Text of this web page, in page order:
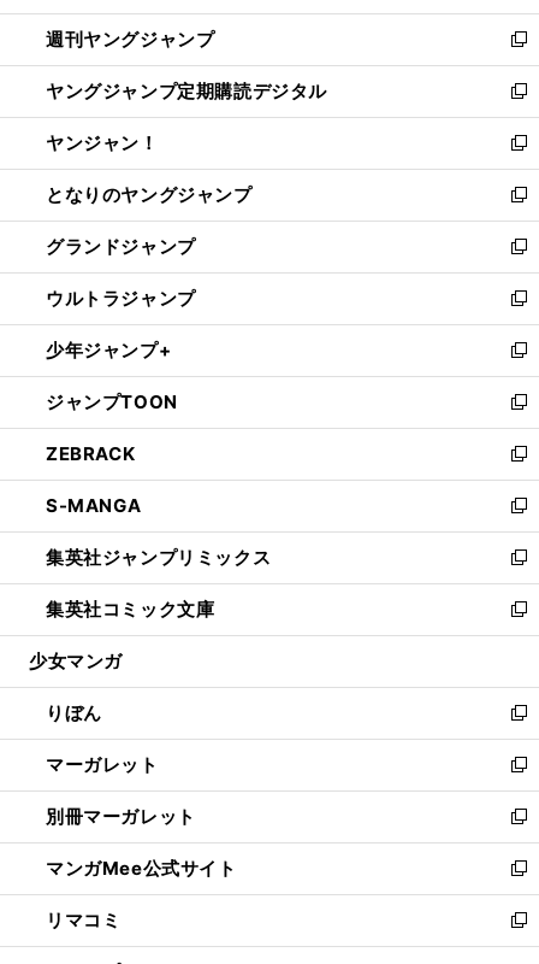
開
く
ウ
で
開
く
ン
ド
ウ
で
開
く
ウ
ィ
ン
ド
ウ
で
開
く
週刊ヤングジャンプ
新
し
い
ウ
ィ
ン
ド
ウ
で
開
く
ヤングジャンプ定期購読デジタル
新
し
い
ウ
ィ
ン
ド
ウ
で
開
く
ヤンジャン！
新
し
い
ウ
ィ
ン
ド
ウ
で
開
く
となりのヤングジャンプ
新
し
い
ウ
ィ
ン
ド
ウ
で
開
く
グランドジャンプ
新
し
い
ウ
ィ
ン
ド
ウ
で
開
く
ウルトラジャンプ
新
し
い
ウ
ィ
ン
ド
ウ
で
開
く
少年ジャンプ+
新
し
い
ウ
ィ
ン
ド
ウ
で
開
く
ジャンプTOON
新
し
い
ウ
ィ
ン
ド
ウ
で
開
ZEBRACK
新
し
い
ウ
ィ
ン
ド
ウ
開
く
S-MANGA
新
し
い
ウ
ィ
ン
ウ
で
開
く
集英社ジャンプリミックス
新
し
い
ウ
ン
ド
ウ
で
開
く
集英社コミック文庫
新
し
ウ
ィ
ン
ド
ウ
で
開
く
少女マンガ
りぼん
新
し
い
ウ
ィ
ン
ド
ウ
で
開
マーガレット
新
し
い
ウ
ィ
ン
ド
ウ
別冊マーガレット
新
し
い
ウ
ィ
ン
マンガMee公式サイト
新
し
い
ウ
リマコミ
新
し